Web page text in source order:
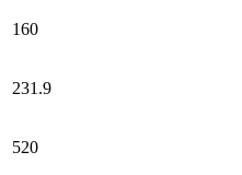
160
231.9
520